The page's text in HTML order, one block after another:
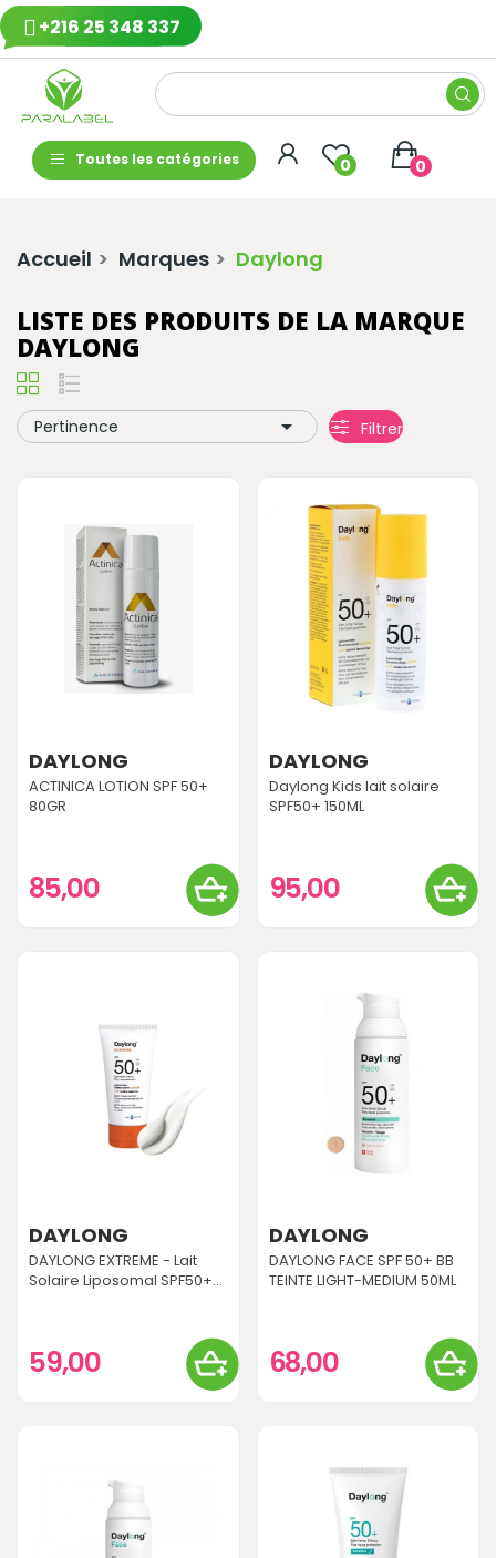
+216 25 348 337
Toutes les catégories 0 0
Accueil Marques Daylong
LISTE DES PRODUITS DE LA MARQUE
DAYLONG
Pertinence  Filtrer
DAYLONG
ACTINICA LOTION SPF 50+
80GR
85,00
DAYLONG
Daylong Kids lait solaire
SPF50+ 150ML
95,00
DAYLONG
DAYLONG EXTREME - Lait
Solaire Liposomal SPF50+...
59,00
DAYLONG
DAYLONG FACE SPF 50+ BB
TEINTE LIGHT-MEDIUM 50ML
68,00